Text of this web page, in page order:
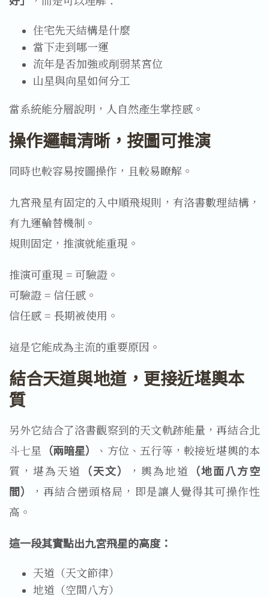
住宅先天結構是什麼
當下走到哪一運
流年是否加強或削弱某宮位
山星與向星如何分工
當系統能分層說明，人自然產生掌控感。
操作邏輯清晰，按圖可推演
同時也較容易按圖操作，且較易瞭解。
九宮飛星有固定的入中順飛規則，有洛書數理結構，
有九運輪替機制。
規則固定，推演就能重現。
推演可重現 = 可驗證。
可驗證 = 信任感。
信任感 = 長期被使用。
這是它能成為主流的重要原因。
結合天道與地道，更接近堪輿本
質
另外它結合了洛書觀察到的天文軌跡能量，再結合北
斗七星 （兩暗星）
、方位、五行等，較接近堪輿的本
質，堪為天道
（天文） ，輿為地道
（地面八方空
間）
，再結合巒頭格局，即是讓人覺得其可操作性
高。
這一段其實點出九宮飛星的高度：
天道（天文節律）
地道（空間八方）